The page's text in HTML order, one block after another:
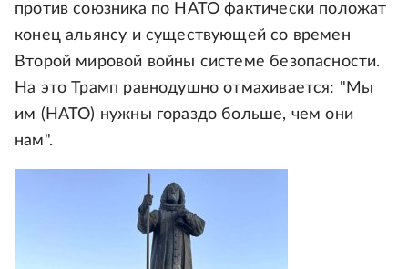
против союзника по НАТО фактически положат
конец альянсу и существующей со времен
Второй мировой войны системе безопасности.
На это Трамп равнодушно отмахивается: "Мы
им (НАТО) нужны гораздо больше, чем они
нам".